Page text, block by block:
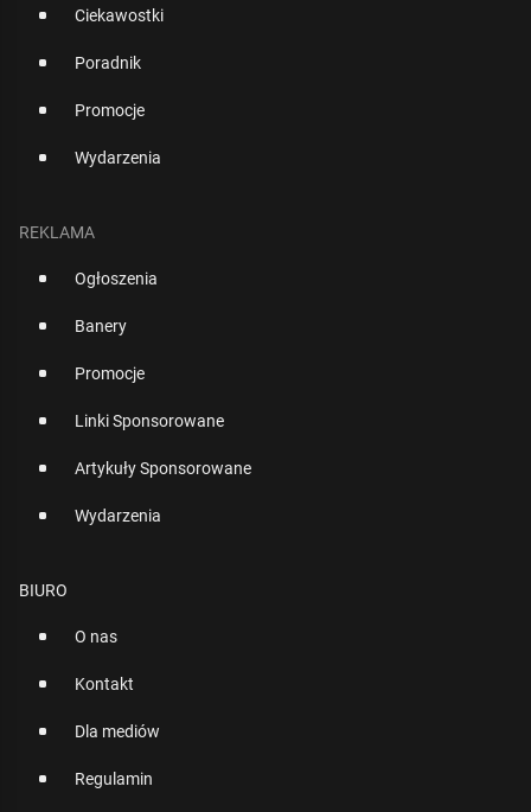
Ciekawostki
Poradnik
Promocje
Wydarzenia
REKLAMA
Ogłoszenia
Banery
Promocje
Linki Sponsorowane
Artykuły Sponsorowane
Wydarzenia
BIURO
O nas
Kontakt
Dla mediów
Regulamin